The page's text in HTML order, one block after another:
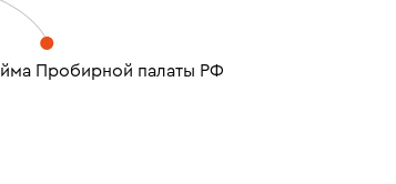
Пробирной палаты РФ